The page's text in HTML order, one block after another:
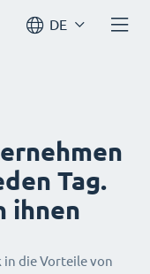
DE
Tag.
ihnen
in die Vorteile von